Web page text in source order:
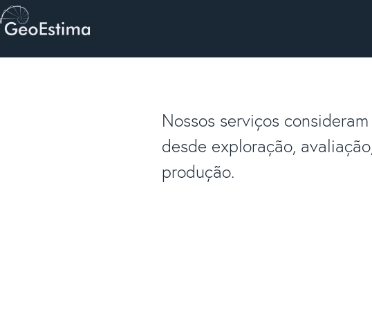
Nossos serviços
desde exploração,
produção.